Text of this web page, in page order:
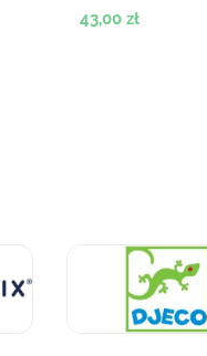
Cena
43,00 zł